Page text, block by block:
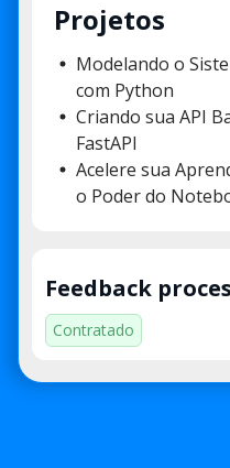
Projetos
Modelando o
com Python
Criando sua API
FastAPI
Acelere sua
o Poder do
Feedback
Contratado